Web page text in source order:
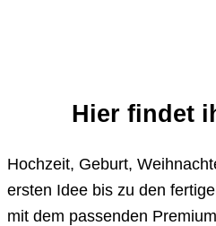
Hier findet
Hochzeit, Geburt,
ersten Idee bis zu den
mit dem passenden